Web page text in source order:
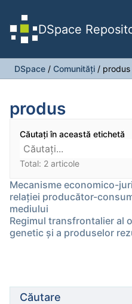
DSpace
DSpace / Comunități / produs
produs
Căutați în această etichetă
Total: 2 articole
Mecanisme economico-
relației producător-
mediului
Regimul transfrontalier al
genetic şi a produselor
Căutare